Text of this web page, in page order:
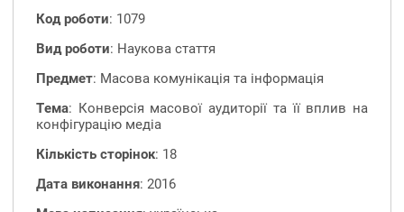
Код роботи: 1079
Вид роботи: Наукова стаття
Предмет: Масова комунікація та інформація
Тема: Конверсія масової аудиторії та її вплив на
конфігурацію медіа
Кількість сторінок: 18
Дата виконання: 2016